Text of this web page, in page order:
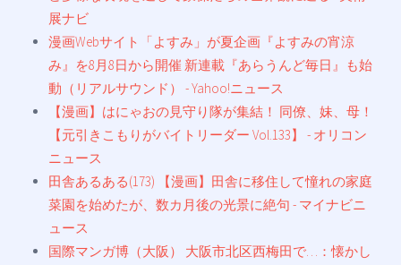
展ナビ
漫画Webサイト「よすみ」が夏企画『よすみの宵涼
み』を8月8日から開催 新連載『あらうんど毎日』も始
動（リアルサウンド） - Yahoo!ニュース
【漫画】はにゃおの見守り隊が集結！ 同僚、妹、母！
【元引きこもりがバイトリーダー Vol.133】 - オリコン
ニュース
田舎あるある(173) 【漫画】田舎に移住して憧れの家庭
菜園を始めたが、数カ月後の光景に絶句 - マイナビニ
ュース
国際マンガ博（大阪） 大阪市北区西梅田で…：懐かし